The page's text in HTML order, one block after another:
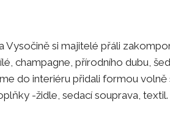
Vysočině si majitelé přáli
champagne, přírodního dubu,
do interiéru přidali formou volně
-židle, sedací souprava, textil.